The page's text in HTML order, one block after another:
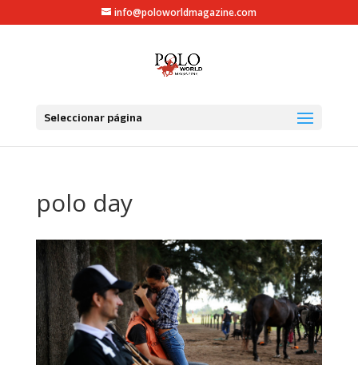
info@poloworldmagazine.com
Seleccionar página
polo day